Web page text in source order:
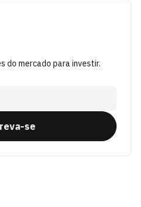
do mercado para investir.
se